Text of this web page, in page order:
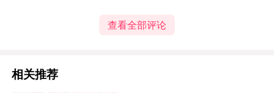
查看全部评论
相关推荐